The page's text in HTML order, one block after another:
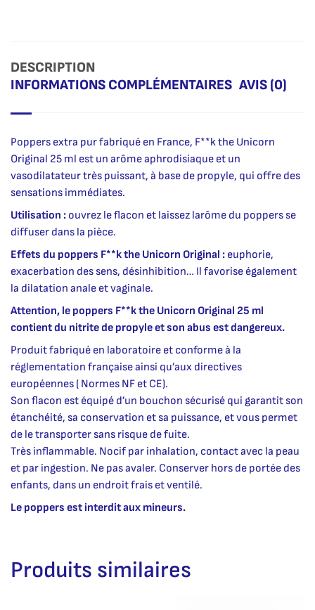
DESCRIPTION
INFORMATIONS COMPLÉMENTAIRES AVIS (0)
Poppers extra pur fabriqué en France, F**k the Unicorn
Original 25 ml est un arôme aphrodisiaque et un
vasodilatateur très puissant, à base de propyle, qui offre des
sensations immédiates.
Utilisation : ouvrez le flacon et laissez larôme du poppers se
diffuser dans la pièce.
Effets du poppers F**k the Unicorn Original : euphorie,
exacerbation des sens, désinhibition… Il favorise également
la dilatation anale et vaginale.
Attention, le poppers F**k the Unicorn Original 25 ml
contient du nitrite de propyle et son abus est dangereux.
Produit fabriqué en laboratoire et conforme à la
réglementation française ainsi qu’aux directives
européennes ( Normes NF et CE).
Son flacon est équipé d’un bouchon sécurisé qui garantit son
étanchéité, sa conservation et sa puissance, et vous permet
de le transporter sans risque de fuite.
Très inflammable. Nocif par inhalation, contact avec la peau
et par ingestion. Ne pas avaler. Conserver hors de portée des
enfants, dans un endroit frais et ventilé.
Le poppers est interdit aux mineurs.
Produits similaires